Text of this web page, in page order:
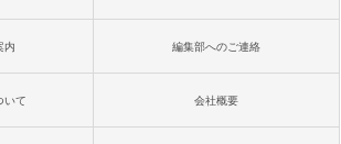
Amazon Kindle Colorsoft | 16GBストレ
ージ、防水、7インチカラーディスプレ
内 編集部へのご連絡
いて 会社概要